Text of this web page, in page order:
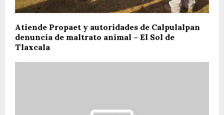
Atiende Propaet y autoridades de Calpulalpan
denuncia de maltrato animal – El Sol de
Tlaxcala